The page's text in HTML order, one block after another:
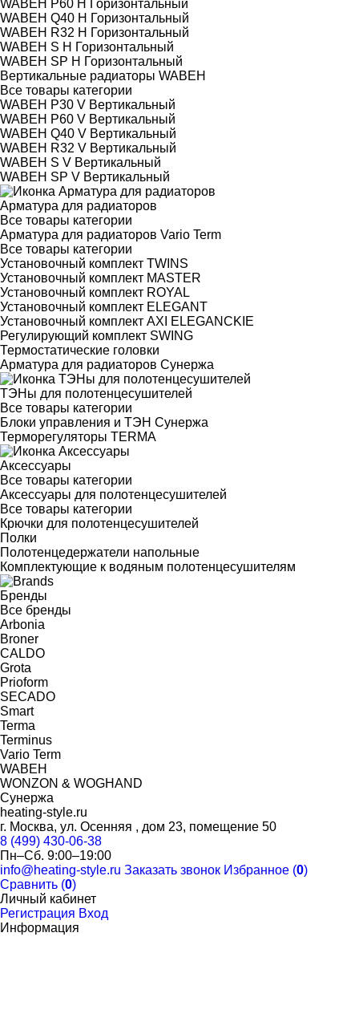
WABEH P60 H Горизонтальный
WABEH Q40 H Горизонтальный
WABEH R32 H Горизонтальный
WABEH S H Горизонтальный
WABEH SP H Горизонтальный
Вертикальные радиаторы WABEH
Все товары категории
WABEH P30 V Вертикальный
WABEH P60 V Вертикальный
WABEH Q40 V Вертикальный
WABEH R32 V Вертикальный
WABEH S V Вертикальный
WABEH SP V Вертикальный
Арматура для радиаторов
Все товары категории
Арматура для радиаторов Vario Term
Все товары категории
Установочный комплект TWINS
Установочный комплект MASTER
Установочный комплект ROYAL
Установочный комплект ELEGANT
Установочный комплект AXI ELEGANCKIE
Регулирующий комплект SWING
Термостатические головки
Арматура для радиаторов Сунержа
ТЭНы для полотенцесушителей
Все товары категории
Блоки управления и ТЭН Сунержа
Терморегуляторы TERMA
Аксессуары
Все товары категории
Аксессуары для полотенцесушителей
Все товары категории
Крючки для полотенцесушителей
Полки
Полотенцедержатели напольные
Комплектующие к водяным полотенцесушителям
Бренды
Все бренды
Arbonia
Broner
CALDO
Grota
Prioform
SECADO
Smart
Terma
Terminus
Vario Term
WABEH
WONZON & WOGHAND
Сунержа
heating-style.ru
г. Москва, ул. Осенняя , дом 23, помещение 50
8 (499) 430-06-38
Пн–Сб. 9:00–19:00
info@heating-style.ru Заказать звонок Избранное (0)
Сравнить (0)
Личный кабинет
Регистрация Вход
Информация